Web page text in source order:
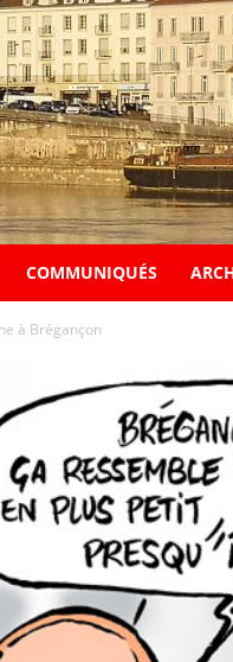
COMMUNIQUÉS
à Brégançon